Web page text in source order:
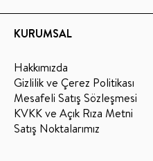
KURUMSAL
Hakkımızda
Gizlilik ve Çerez Politikası
Mesafeli Satış Sözleşmesi
KVKK ve Açık Rıza Metni
Satış Noktalarımız